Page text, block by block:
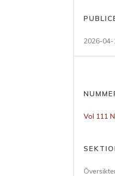
2026-04-
Vol 111